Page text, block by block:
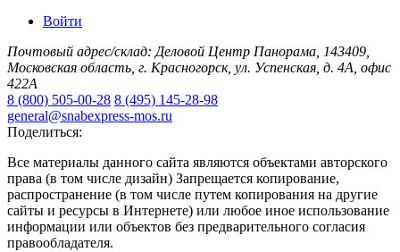
Войти
Почтовый адрес/склад: Деловой Центр Панорама, 143409,
Московская область, г. Красногорск, ул. Успенская, д. 4А, офис
422А
8 (800) 505-00-28 8 (495) 145-28-98
general@snabexpress-mos.ru
Поделиться:
Все материалы данного сайта являются объектами авторского
права (в том числе дизайн) Запрещается копирование,
распространение (в том числе путем копирования на другие
сайты и ресурсы в Интернете) или любое иное использование
информации или объектов без предварительного согласия
правообладателя.